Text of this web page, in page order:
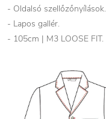
- Oldalsó szellőzőnyílások.
- Lapos gallér.
- 105cm | M3 LOOSE FIT.